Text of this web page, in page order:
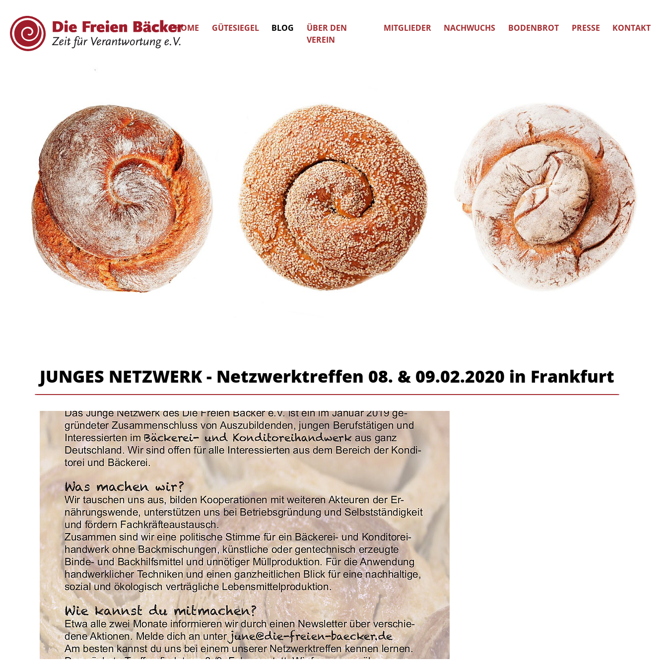
HOME GÜTESIEGEL BLOG
ÜBER DEN
VEREIN
MITGLIEDER NACHWUCHS BODENBROT PRESSE KONTAKT
JUNGES NETZWERK - Netzwerktreffen 08. & 09.02.2020 in Frankfurt